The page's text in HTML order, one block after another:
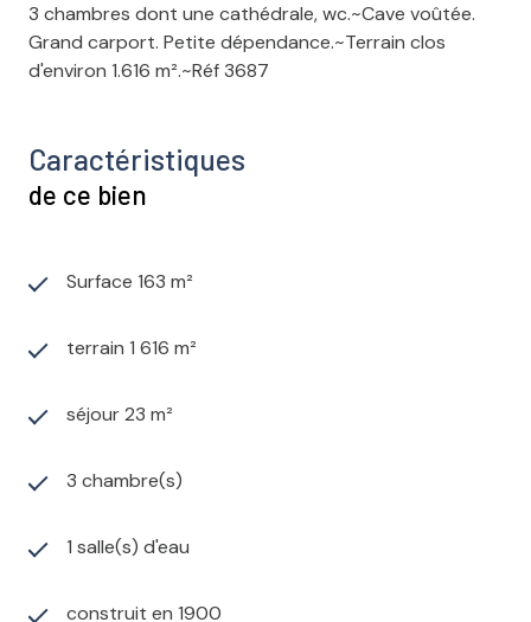
3 chambres dont une cathédrale, wc.~Cave voûtée.
Grand carport. Petite dépendance.~Terrain clos
d'environ 1.616 m².~Réf 3687
Caractéristiques
de ce bien
Surface 163 m²
terrain 1 616 m²
séjour 23 m²
3 chambre(s)
1 salle(s) d'eau
construit en 1900